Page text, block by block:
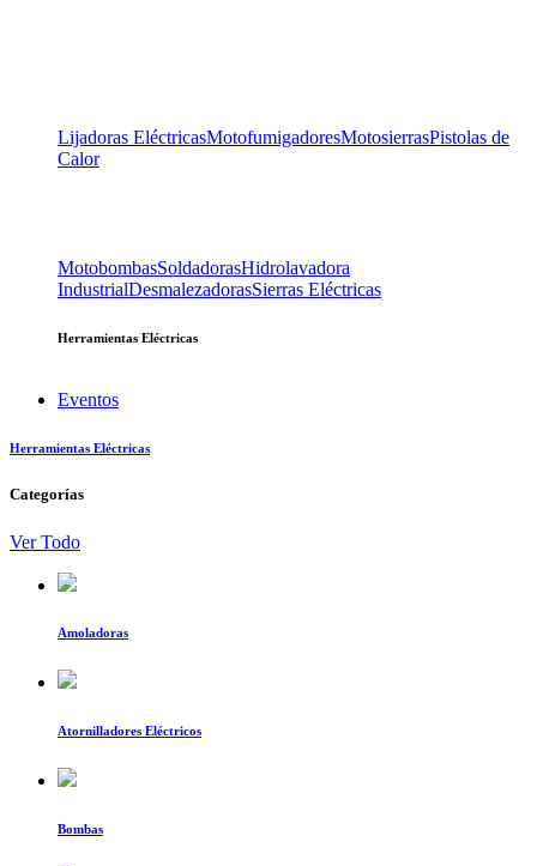
Lijadoras EléctricasMotofumigadoresMotosierrasPistolas de
Calor
MotobombasSoldadorasHidrolavadora
IndustrialDesmalezadorasSierras Eléctricas
Herramientas Eléctricas
Eventos
Herramientas Eléctricas
Categorías
Ver Todo
Amoladoras
Atornilladores Eléctricos
Bombas